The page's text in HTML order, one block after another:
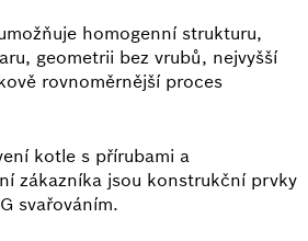
homogenní strukturu,
geometrii bez vrubů, nejvyšší
rovnoměrnější proces
kotle s přírubami a
zákazníka jsou konstrukční prvky
svařováním.